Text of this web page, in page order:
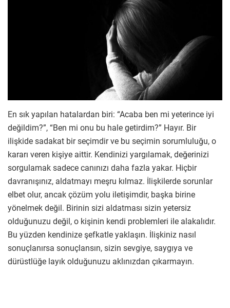
En sık yapılan hatalardan biri: “Acaba ben mi yeterince iyi
değildim?”, “Ben mi onu bu hale getirdim?” Hayır. Bir
ilişkide sadakat bir seçimdir ve bu seçimin sorumluluğu, o
kararı veren kişiye aittir. Kendinizi yargılamak, değerinizi
sorgulamak sadece canınızı daha fazla yakar. Hiçbir
davranışınız, aldatmayı meşru kılmaz. İlişkilerde sorunlar
elbet olur, ancak çözüm yolu iletişimdir, başka birine
yönelmek değil. Birinin sizi aldatması sizin yetersiz
olduğunuzu değil, o kişinin kendi problemleri ile alakalıdır.
Bu yüzden kendinize şefkatle yaklaşın. İlişkiniz nasıl
sonuçlanırsa sonuçlansın, sizin sevgiye, saygıya ve
dürüstlüğe layık olduğunuzu aklınızdan çıkarmayın.